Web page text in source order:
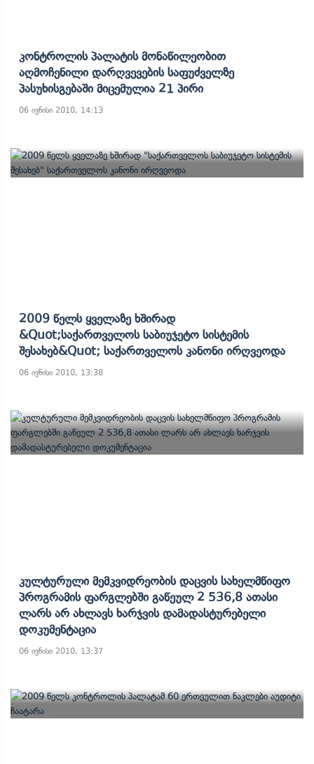
Კონტროლის Პალატის Მონაწილეობით
Აღმოჩენილი Დარღვევების Საფუძველზე
Პასუხისგებაში Მიცემულია 21 Პირი
06 ივნისი 2010, 14:13
2009 Წელს Ყველაზე Ხშირად
&quot;საქართველოს Საბიუჯეტო Სისტემის
Შესახებ&quot; Საქართველოს Კანონი Ირღვეოდა
06 ივნისი 2010, 13:38
Კულტურული Მემკვიდრეობის Დაცვის Სახელმწიფო
Პროგრამის Ფარგლებში Გაწეულ 2 536,8 Ათასი
Ლარს Არ Ახლავს Ხარჯვის Დამადასტურებელი
Დოკუმენტაცია
06 ივნისი 2010, 13:37